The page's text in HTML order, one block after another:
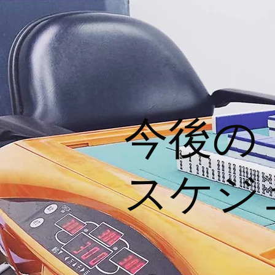
今後の
スケジ